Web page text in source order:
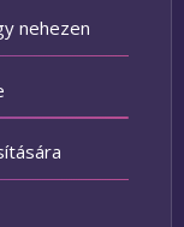
nehezen